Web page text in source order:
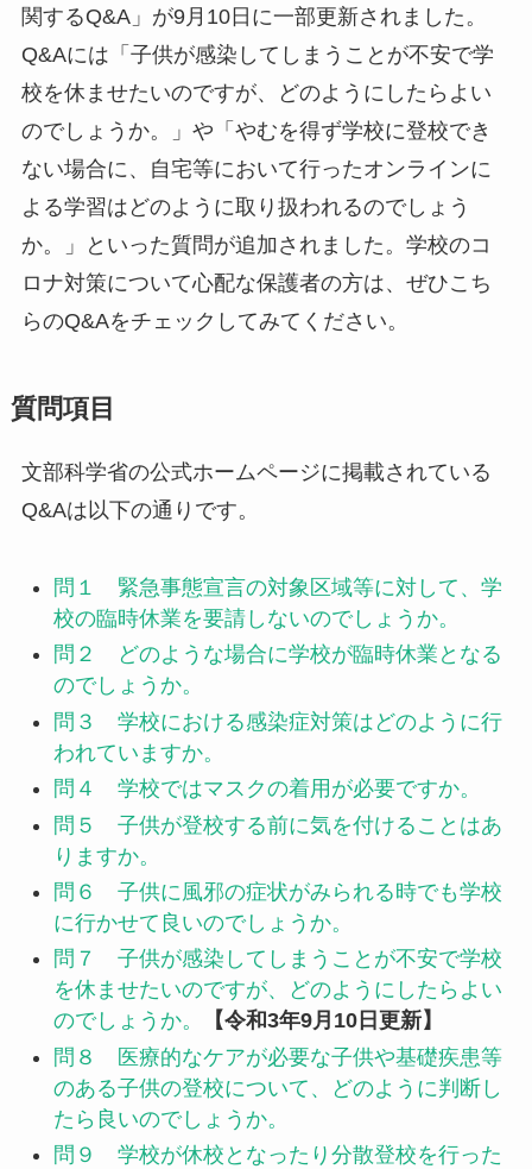
関するQ&A」が9月10日に一部更新されました。
Q&Aには「子供が感染してしまうことが不安で学
校を休ませたいのですが、どのようにしたらよい
のでしょうか。」や「やむを得ず学校に登校でき
ない場合に、自宅等において行ったオンラインに
よる学習はどのように取り扱われるのでしょう
か。」といった質問が追加されました。学校のコ
ロナ対策について心配な保護者の方は、ぜひこち
らのQ&Aをチェックしてみてください。
質問項目
文部科学省の公式ホームページに掲載されている
Q&Aは以下の通りです。
問１ 緊急事態宣言の対象区域等に対して、学
校の臨時休業を要請しないのでしょうか。
問２ どのような場合に学校が臨時休業となる
のでしょうか。
問３ 学校における感染症対策はどのように行
われていますか。
問４ 学校ではマスクの着用が必要ですか。
問５ 子供が登校する前に気を付けることはあ
りますか。
問６ 子供に風邪の症状がみられる時でも学校
に行かせて良いのでしょうか。
問７ 子供が感染してしまうことが不安で学校
を休ませたいのですが、どのようにしたらよい
のでしょうか。
【令和3年9月10日更新】
問８ 医療的なケアが必要な子供や基礎疾患等
のある子供の登校について、どのように判断し
たら良いのでしょうか。
問９ 学校が休校となったり分散登校を行った